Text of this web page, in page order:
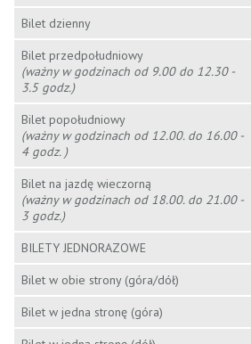
Bilet dzienny
Bilet przedpołudniowy
(ważny w godzinach od 9.00 do 12.30 -
3.5 godz.)
Bilet popołudniowy
(ważny w godzinach od 12.00. do 16.00 -
4 godz. )
Bilet na jazdę wieczorną
(ważny w godzinach od 18.00. do 21.00 -
3 godz.)
BILETY JEDNORAZOWE
Bilet w obie strony (góra/dół)
Bilet w jedna stronę (góra)